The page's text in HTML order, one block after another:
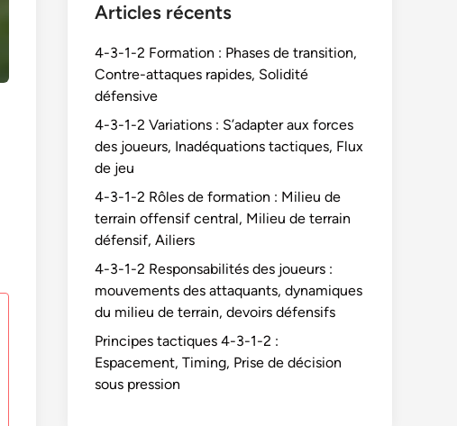
Articles récents
4-3-1-2 Formation : Phases de transition,
Contre-attaques rapides, Solidité
défensive
4-3-1-2 Variations : S’adapter aux forces
des joueurs, Inadéquations tactiques, Flux
de jeu
4-3-1-2 Rôles de formation : Milieu de
terrain offensif central, Milieu de terrain
défensif, Ailiers
4-3-1-2 Responsabilités des joueurs :
mouvements des attaquants, dynamiques
du milieu de terrain, devoirs défensifs
Principes tactiques 4-3-1-2 :
Espacement, Timing, Prise de décision
sous pression